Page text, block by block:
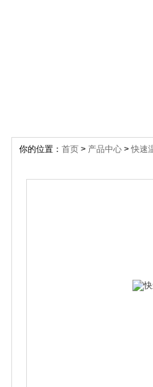
你的位置： 首页 > 产品中心 >快速